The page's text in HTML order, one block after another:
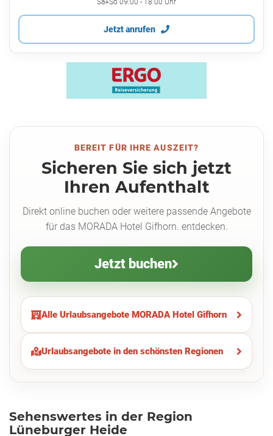
Sa+So 09:00 - 18:00 Uhr
Jetzt anrufen
BEREIT FÜR IHRE AUSZEIT?
Sicheren Sie sich jetzt
Ihren Aufenthalt
Direkt online buchen oder weitere passende Angebote
für das MORADA Hotel Gifhorn. entdecken.
Jetzt buchen
Alle Urlaubsangebote MORADA Hotel Gifhorn
Urlaubsangebote in den schönsten Regionen
Sehenswertes in der Region
Lüneburger Heide